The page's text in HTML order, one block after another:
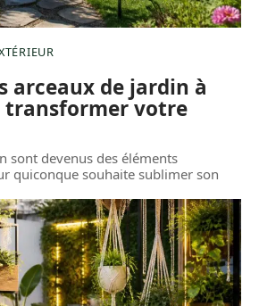
arceaux de jardin à
transformer votre
sont devenus des éléments
quiconque souhaite sublimer son